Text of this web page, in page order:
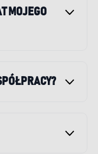
MOJEGO